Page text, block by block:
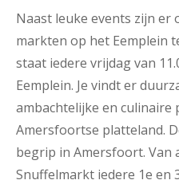
Naast leuke events zijn er
markten op het Eemplein
staat iedere vrijdag van
Eemplein. Je vindt er
ambachtelijke en culinaire
Amersfoortse platteland.
begrip in Amersfoort. Van
Snuffelmarkt iedere 1e en